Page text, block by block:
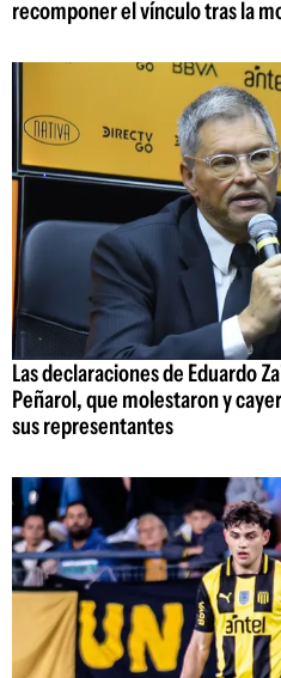
recomponer el vínculo tras la
Las declaraciones de Eduardo
Peñarol, que molestaron y
sus representantes